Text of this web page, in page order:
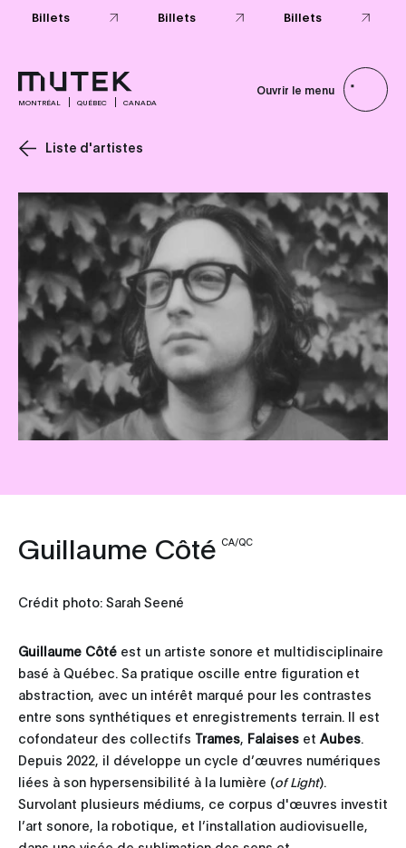
MONTRÉAL QUÉBEC CANADA
Ouvrir le menu
Liste d'artistes
Guillaume Côté CA/QC
Crédit photo: Sarah Seené
Guillaume Côté est un artiste sonore et multidisciplinaire
basé à Québec. Sa pratique oscille entre figuration et
abstraction, avec un intérêt marqué pour les contrastes
entre sons synthétiques et enregistrements terrain. Il est
cofondateur des collectifs Trames Falaises et Aubes
Depuis 2022, il développe un cycle d’œuvres numériques
liées à son hypersensibilité à la lumière (of Light).
Survolant plusieurs médiums, ce corpus d'œuvres investit
l’art sonore, la robotique, et l’installation audiovisuelle,